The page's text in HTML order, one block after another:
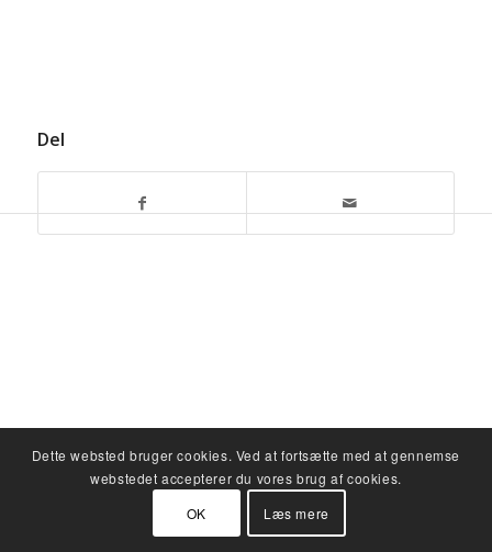
Del
Dette websted bruger cookies. Ved at fortsætte med at gennemse
webstedet accepterer du vores brug af cookies.
OK
Læs mere